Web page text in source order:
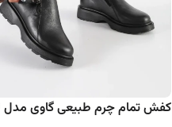
کفش تمام چرم طبیعی گاوی مدل